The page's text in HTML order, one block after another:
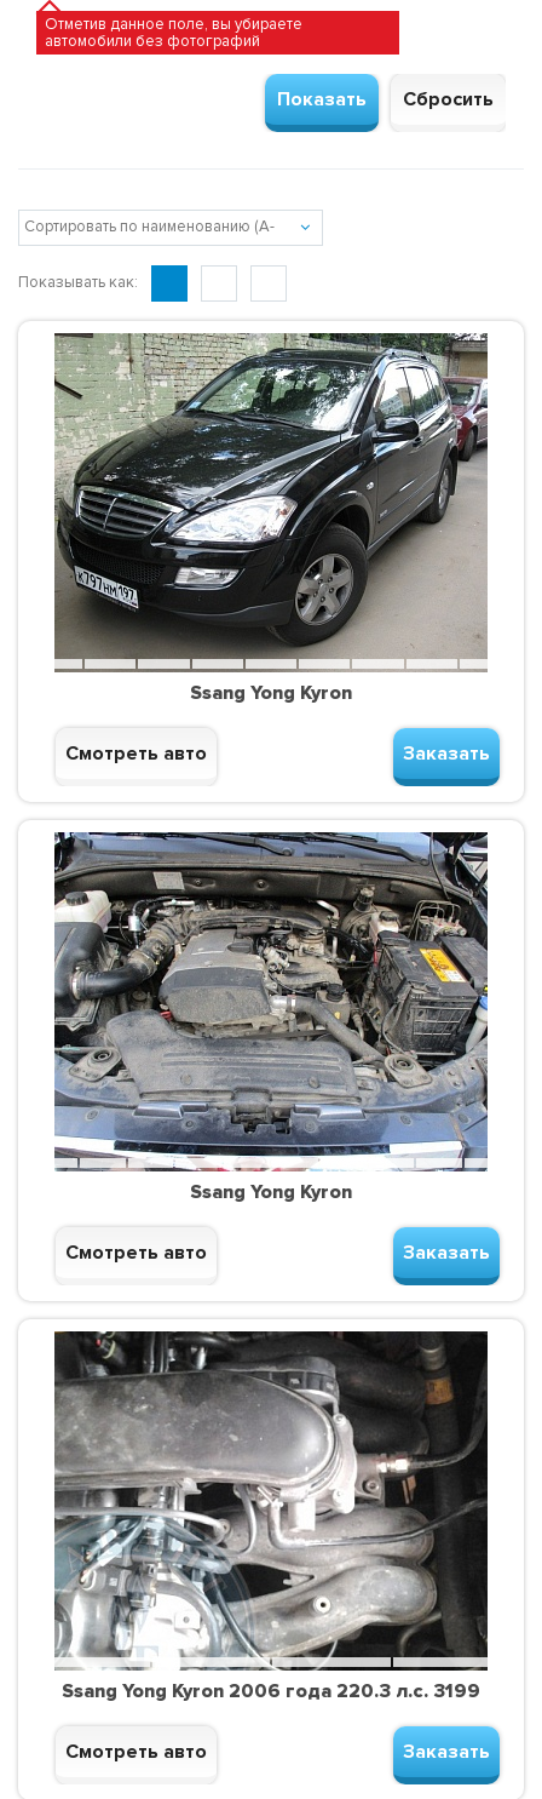
Отметив данное поле, вы убираете
автомобили без фотографий
Показывать как:
Ssang Yong Kyron
Смотреть авто Заказать
Ssang Yong Kyron
Смотреть авто Заказать
Ssang Yong Kyron 2006 года 220.3 л.с. 3199
Смотреть авто Заказать